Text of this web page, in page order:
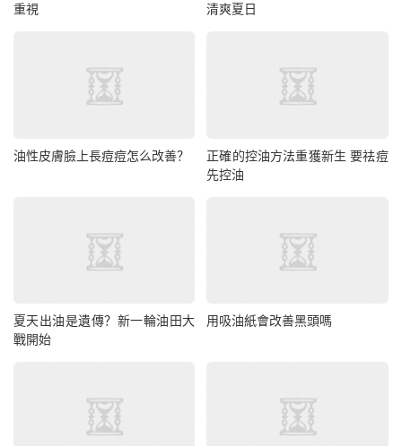
重視
清爽夏日
油性皮膚臉上長痘痘怎么改善？
正確的控油方法重獲新生 要祛痘
先控油
夏天出油是遺傳？新一輪油田大
戰開始
用吸油紙會改善黑頭嗎